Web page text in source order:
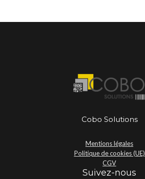
Cobo Solutions
Mentions légales
Politique de cookies (UE)
CGV
Suivez-nous